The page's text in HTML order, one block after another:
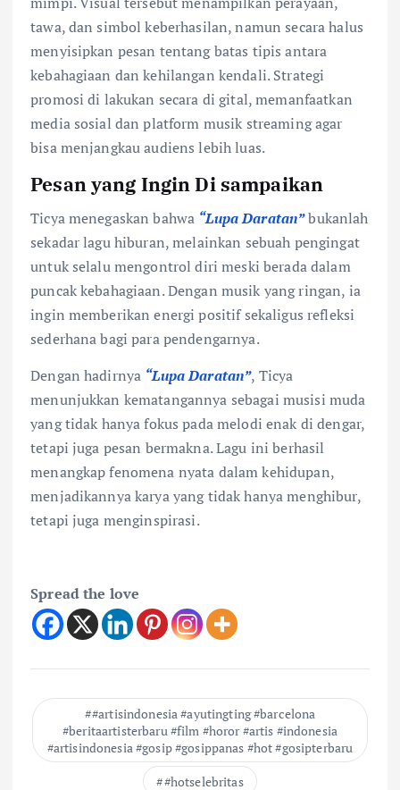
tawa, dan simbol keberhasilan, namun secara halus
menyisipkan pesan tentang batas tipis antara
kebahagiaan dan kehilangan kendali. Strategi
promosi di lakukan secara di gital, memanfaatkan
media sosial dan platform musik streaming agar
bisa menjangkau audiens lebih luas.
Pesan yang Ingin Di sampaikan
Ticya menegaskan bahwa “Lupa Daratan”bukanlah
sekadar lagu hiburan, melainkan sebuah pengingat
untuk selalu mengontrol diri meski berada dalam
puncak kebahagiaan. Dengan musik yang ringan, ia
ingin memberikan energi positif sekaligus refleksi
sederhana bagi para pendengarnya.
Dengan hadirnya “Lupa Daratan”, Ticya
menunjukkan kematangannya sebagai musisi muda
yang tidak hanya fokus pada melodi enak di dengar,
tetapi juga pesan bermakna. Lagu ini berhasil
menangkap fenomena nyata dalam kehidupan,
menjadikannya karya yang tidak hanya menghibur,
tetapi juga menginspirasi.
Spread the love
#artisindonesia #ayutingting #barcelona
#beritaartisterbaru #film #horor #artis #indonesia
#artisindonesia #gosip #gosippanas #hot #gosipterbaru
#hotselebritas